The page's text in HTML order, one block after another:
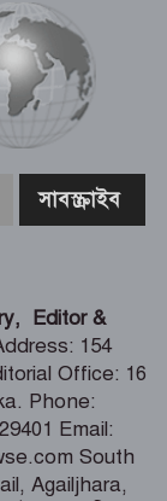
সোমবারে
উপায়
পঞ্জিকা ও
১টি বিদেশী
রাউন্ড গুলিসহ
Editor &
154
Office: 16
Phone:
Email:
South
Agailjhara,